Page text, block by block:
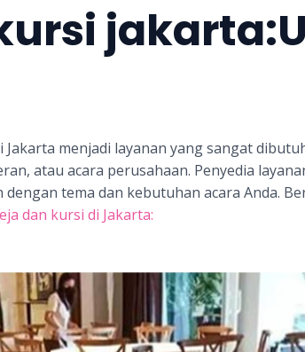
Jakarta menjadi layanan yang sangat
atau acara perusahaan. Penyedia
tema dan kebutuhan acara Anda.
dan kursi di Jakarta: